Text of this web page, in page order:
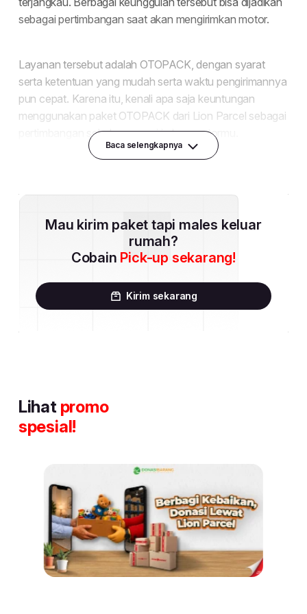
Baca selengkapnya
Mau kirim paket tapi males keluar
rumah?
Cobain Pick-up sekarang!
Kirim sekarang
Lihat promo
spesial!